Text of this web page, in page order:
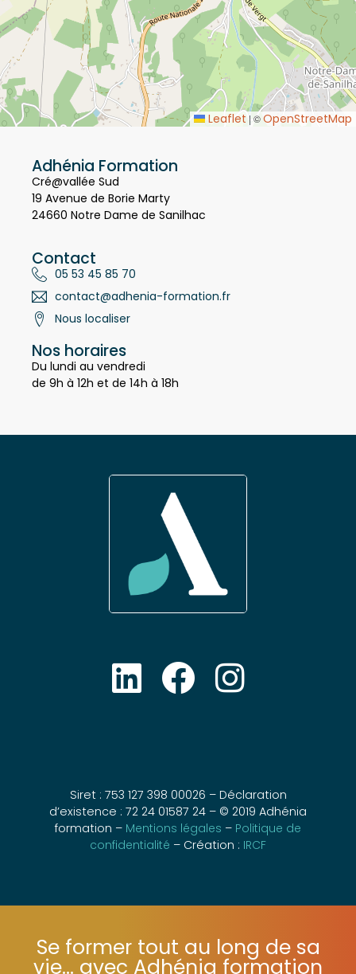
Adhénia Formation
Cré@vallée Sud
19 Avenue de Borie Marty
Contact
05 53 45 85 70
contact@adhenia-formation.fr
Nos horaires
Du lundi au vendredi
Siret : 753 127 398 00026 – Déclaration
d’existence : 72 24 01587 24 – © 2019 Adhénia
formation –Mentions légales– Politique de
Se former tout au long de sa